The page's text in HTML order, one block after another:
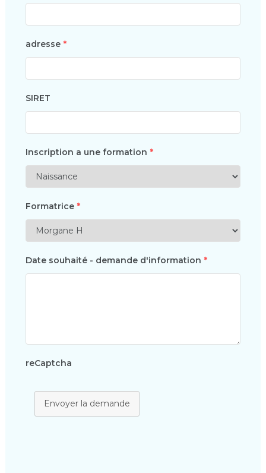
adresse *
SIRET
Inscription a une formation *
Formatrice *
Date souhaité - demande d'information *
reCaptcha
Envoyer la demande